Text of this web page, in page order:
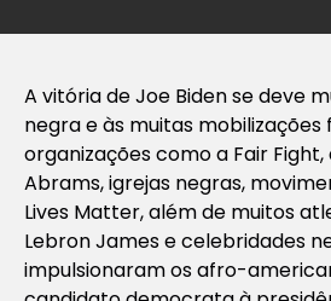
A vitória de Joe Biden se deve
negra e às muitas mobilizações
organizações como a Fair
Abrams, igrejas negras,
Lives Matter, além de muitos
Lebron James e celebridades
impulsionaram os afro-